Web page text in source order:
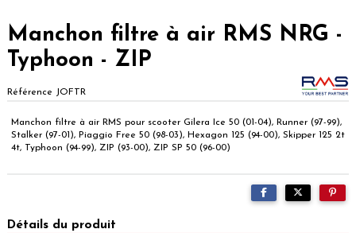
Manchon filtre à air RMS NRG -
Typhoon - ZIP
Référence JOFTR
Manchon filtre à air RMS pour scooter Gilera Ice 50 (01-04), Runner (97-99),
Stalker (97-01), Piaggio Free 50 (98-03), Hexagon 125 (94-00), Skipper 125 2t
4t, Typhoon (94-99), ZIP (93-00), ZIP SP 50 (96-00)
Détails du produit